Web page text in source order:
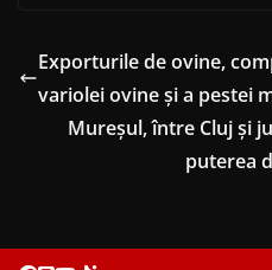
Exporturile de ovine,
variolei ovine şi a pestei
Mureșul, între Cluj și
puterea